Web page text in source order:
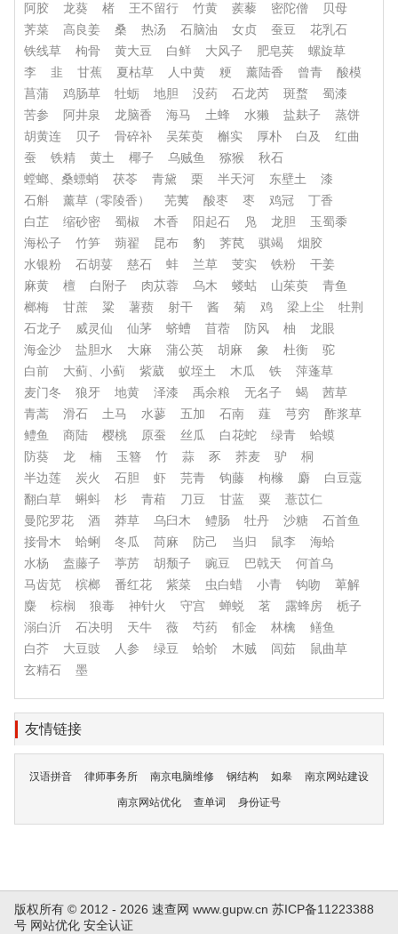
阿胶
龙葵 楮 王不留行 竹黄 蒺藜 密陀僧
贝母
荠菜
高良姜 桑 热汤 石脑油 女贞 蚕豆
花乳石
铁线草
枸骨 黄大豆 白鲜 大风子 肥皂荚
螺旋草
李
韭 甘蕉 夏枯草 人中黄 粳 薰陆香 曾青
酸模
菖蒲
鸡肠草 牡蛎 地胆 没药 石龙芮 斑蝥
蜀漆
苦参
阿井泉 龙脑香 海马 土蜂 水獭 盐麸子
蒸饼
胡黄连
贝子 骨碎补 吴茱萸 槲实 厚朴 白及
红曲
蚕
铁精 黄土 椰子 乌贼鱼 猕猴
秋石
螳螂、桑螵蛸
茯苓 青黛 栗 半天河 东壁土
漆
石斛
薰草（零陵香） 芜荑 酸枣 枣 鸡冠
丁香
白芷
缩砂密 蜀椒 木香 阳起石 凫 龙胆
玉蜀黍
海松子
竹笋 蒴翟 昆布 豹 荠苠 骐竭
烟胶
水银粉
石胡荽 慈石 蚌 兰草 芰实 铁粉
干姜
麻黄
檀 白附子 肉苁蓉 乌木 蝼蛄 山茱萸
青鱼
榔梅
甘蔗 粱 薯蓣 射干 酱 菊 鸡 梁上尘
牡荆
石龙子
威灵仙 仙茅 蛴螬 苜蓿 防风 柚
龙眼
海金沙
盐胆水 大麻 蒲公英 胡麻 象 杜衡
驼
白前
大蓟、小蓟 紫葳 蚁垤土 木瓜 铁
萍蓬草
麦门冬
狼牙 地黄 泽漆 禹余粮 无名子 蝎
茜草
青蒿
滑石 土马 水蓼 五加 石南 薤 芎穷
酢浆草
鳢鱼
商陆 樱桃 原蚕 丝瓜 白花蛇 绿青
蛤蟆
防葵
龙 楠 玉簪 竹 蒜 豕 荞麦 驴
桐
半边莲
炭火 石胆 虾 芫青 钩藤 枸橼 麝
白豆蔻
翻白草
蝌蚪 杉 青葙 刀豆 甘蓝 粟
薏苡仁
曼陀罗花
酒 莽草 乌臼木 鳢肠 牡丹 沙糖
石首鱼
接骨木
蛤蜊 冬瓜 苘麻 防己 当归 鼠李
海蛤
水杨
盍藤子 葶苈 胡颓子 豌豆 巴戟天
何首乌
马齿苋
槟榔 番红花 紫菜 虫白蜡 小青 钩吻
萆解
麋
棕榈 狼毒 神针火 守宫 蝉蜕 茗 露蜂房
栀子
溺白沂
石决明 天牛 薇 芍药 郁金 林檎
鳝鱼
白芥
大豆豉 人参 绿豆 蛤蚧 木贼 闾茹
鼠曲草
玄精石
墨
友情链接
汉语拼音 律师事务所 南京电脑维修 钢结构 如皋 南京网站建设
南京网站优化 查单词 身份证号
版权所有 © 2012 - 2026 速查网 www.gupw.cn 苏ICP备11223388
号 网站优化 安全认证